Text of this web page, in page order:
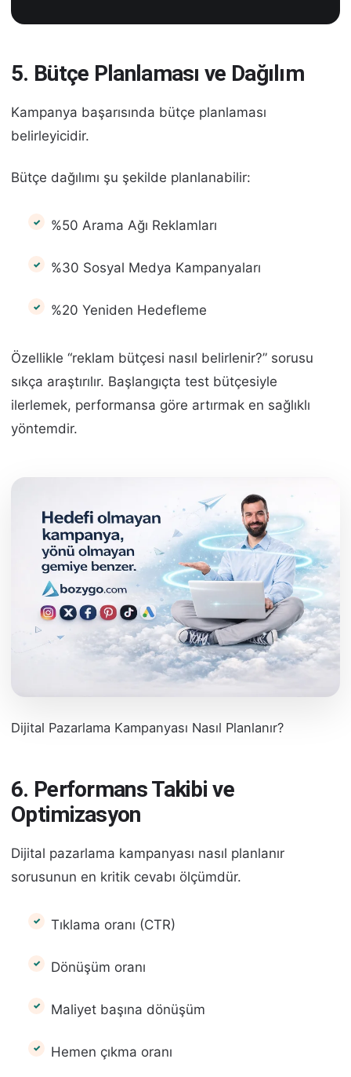
5. Bütçe Planlaması ve Dağılım
Kampanya başarısında bütçe planlaması
belirleyicidir.
Bütçe dağılımı şu şekilde planlanabilir:
%50 Arama Ağı Reklamları
%30 Sosyal Medya Kampanyaları
%20 Yeniden Hedefleme
Özellikle “reklam bütçesi nasıl belirlenir?” sorusu
sıkça araştırılır. Başlangıçta test bütçesiyle
ilerlemek, performansa göre artırmak en sağlıklı
yöntemdir.
Dijital Pazarlama Kampanyası Nasıl Planlanır?
6. Performans Takibi ve
Optimizasyon
Dijital pazarlama kampanyası nasıl planlanır
sorusunun en kritik cevabı ölçümdür.
Tıklama oranı (CTR)
Dönüşüm oranı
Maliyet başına dönüşüm
Hemen çıkma oranı